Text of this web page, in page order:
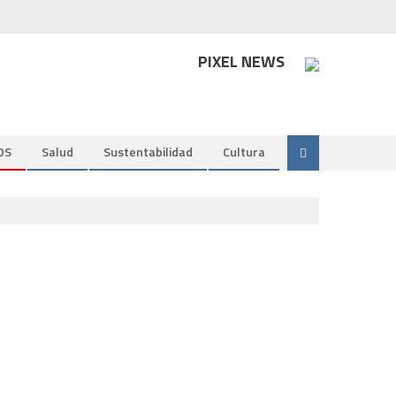
PIXEL NEWS
Salud Sustentabilidad Cultura